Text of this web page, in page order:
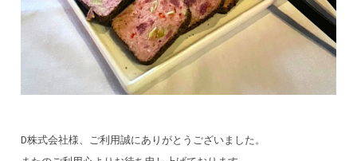
D株式会社様、ご利用誠にありがとうございました。